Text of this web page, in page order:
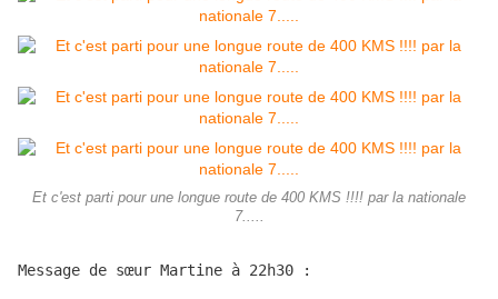
Et c'est parti pour une longue route de 400 KMS !!!! par la nationale
7.....
Message de sœur Martine à 22h30 :